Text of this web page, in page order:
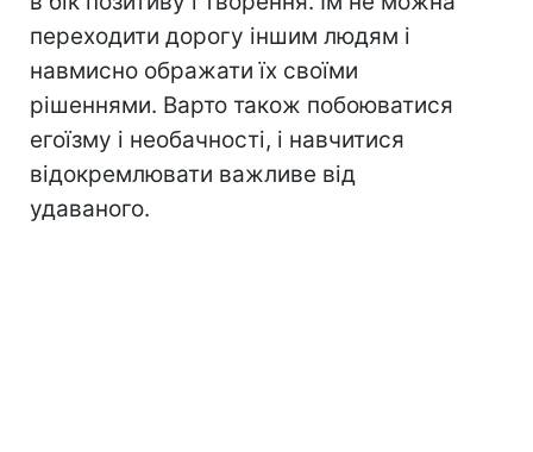
переходити дорогу іншим людям і
навмисно ображати їх своїми
рішеннями. Варто також побоюватися
егоїзму і необачності, і навчитися
відокремлювати важливе від
удаваного.